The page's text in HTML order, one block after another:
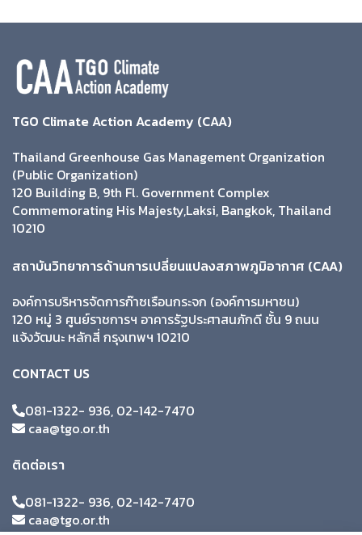
TGO Climate Action Academy (CAA)
Thailand Greenhouse Gas Management Organization
(Public Organization)
120 Building B, 9th Fl. Government Complex
Commemorating His Majesty,Laksi, Bangkok, Thailand
10210
สถาบันวิทยาการด้านการเปลี่ยนแปลงสภาพภูมิอากาศ (CAA)
องค์การบริหารจัดการก๊าซเรือนกระจก (องค์การมหาชน)
120 หมู่ 3 ศูนย์ราชการฯ อาคารรัฐประศาสนภักดี ชั้น 9 ถนน
แจ้งวัฒนะ หลักสี่ กรุงเทพฯ 10210
CONTACT US
081-1322- 936, 02-142-7470
caa@tgo.or.th
ติดต่อเรา
081-1322- 936, 02-142-7470
caa@tgo.or.th